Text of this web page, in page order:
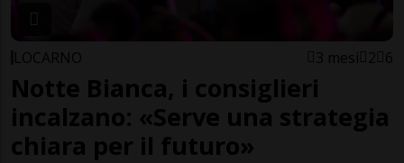
LOCARNO 3 mesi 2 6
Notte Bianca, i consiglieri
incalzano: «Serve una strategia
chiara per il futuro»